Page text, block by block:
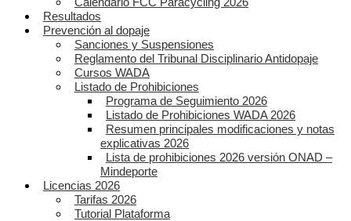
Resultados
Prevención al dopaje
Sanciones y Suspensiones
Reglamento del Tribunal Disciplinario Antidopaje
Cursos WADA
Listado de Prohibiciones
Programa de Seguimiento 2026
Listado de Prohibiciones WADA 2026
Resumen principales modificaciones y notas
explicativas 2026
Lista de prohibiciones 2026 versión ONAD –
Mindeporte
Licencias 2026
Tarifas 2026
Tutorial Plataforma